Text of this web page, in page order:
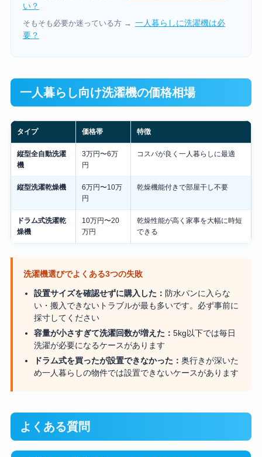
い？
そもそも必要か迷っている方 → 一人暮らしに洗濯機は必
要？
一人暮らし向け洗濯機の価格相場
タイプ 価格帯 特徴
縦型全自動洗濯
機
3万円〜6万
円
コスパが良く一人暮らしに最適
縦型洗濯乾燥機
6万円〜10万
円
乾燥機能付きで部屋干し不要
ドラム式洗濯乾
燥機
10万円〜20
万円
乾燥性能が高く家事を大幅に時短
できる
洗濯機選びでよくある3つの失敗
設置サイズを確認せずに購入した： 防水パンに入らな
い・搬入できないトラブルが最も多いです。必ず事前に
採寸してください
容量が小さすぎて洗濯回数が増えた： 5kg以下では毎日
洗濯が必要になるケースがあります
ドラム式を買ったが設置できなかった： 奥行きが深いた
め一人暮らしの物件では設置できないケースがあります
よくある質問